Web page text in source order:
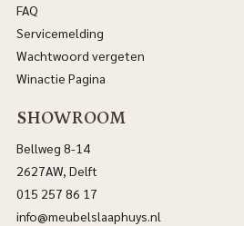
FAQ
Servicemelding
Wachtwoord vergeten
Winactie Pagina
SHOWROOM
Bellweg 8-14
2627AW, Delft
015 257 86 17
info@meubelslaaphuys.nl